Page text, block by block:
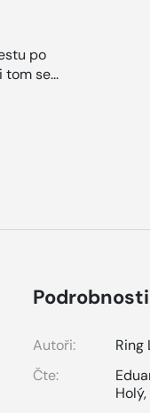
po
se...
Podrobnosti
Autoři:
Ring
Čte:
Holý,